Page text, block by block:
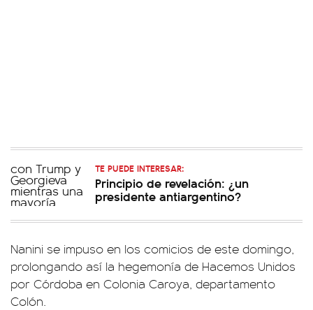
TE PUEDE INTERESAR:
Principio de revelación: ¿un
presidente antiargentino?
Nanini se impuso en los comicios de este domingo,
prolongando así la hegemonía de Hacemos Unidos
por Córdoba en Colonia Caroya, departamento
Colón.